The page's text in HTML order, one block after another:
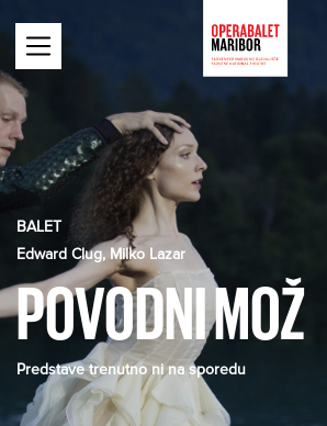
BALET
Edward Clug, Milko Lazar
POVODNI MOŽ
Predstave trenutno ni na sporedu